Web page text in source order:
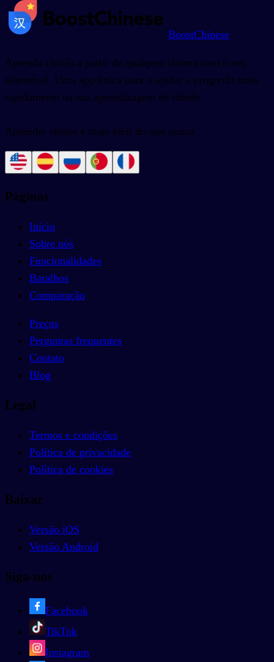
BoostChinese
Aprenda chinês a partir de qualquer idioma com o seu
telemóvel. Uma app única para o ajudar a progredir mais
rapidamente na sua aprendizagem de chinês.
Aprender chinês é mais fácil do que nunca.
Páginas
Início
Sobre nós
Funcionalidades
Baralhos
Comparação
Preços
Perguntas frequentes
Contato
Blog
Legal
Termos e condições
Política de privacidade
Política de cookies
Baixar
Versão iOS
Versão Android
Siga-nos
Facebook
TikTok
Instagram